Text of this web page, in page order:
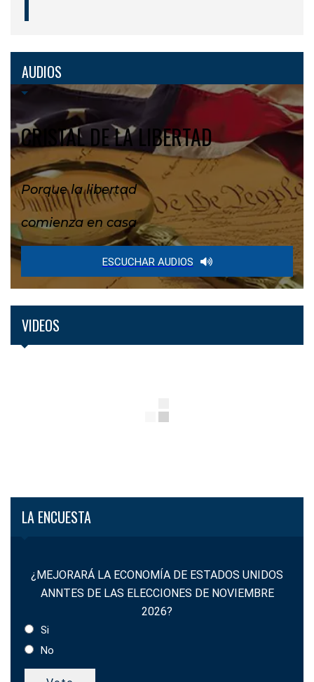
AUDIOS
CRISTAL DE LA LIBERTAD
Porque la libertad
comienza en casa
ESCUCHAR AUDIOS
VIDEOS
LA ENCUESTA
¿MEJORARÁ LA ECONOMÍA DE ESTADOS UNIDOS
ANNTES DE LAS ELECCIONES DE NOVIEMBRE
2026?
Si
No